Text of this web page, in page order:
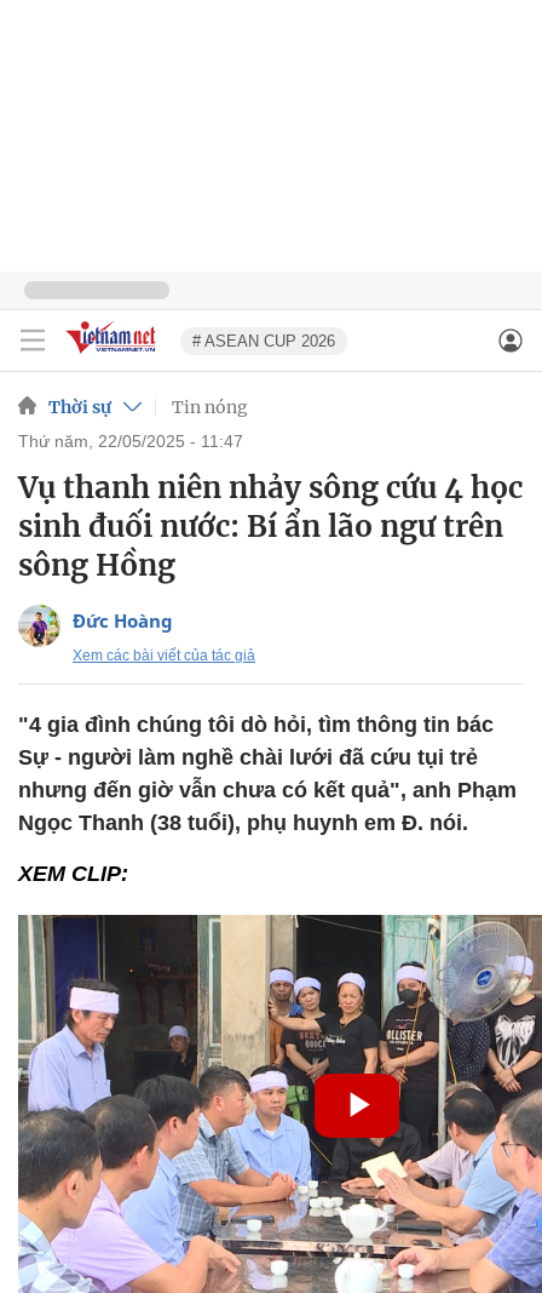
# ASEAN CUP 2026
Thời sự Tin nóng
thứ năm, 22/05/2025 - 11:47
Vụ thanh niên nhảy sông cứu 4 học
sinh đuối nước: Bí ẩn lão ngư trên
sông Hồng
Đức Hoàng
Xem các bài viết của tác giả
"4 gia đình chúng tôi dò hỏi, tìm thông tin bác
Sự - người làm nghề chài lưới đã cứu tụi trẻ
nhưng đến giờ vẫn chưa có kết quả", anh Phạm
Ngọc Thanh (38 tuổi), phụ huynh em Đ. nói.
XEM CLIP: